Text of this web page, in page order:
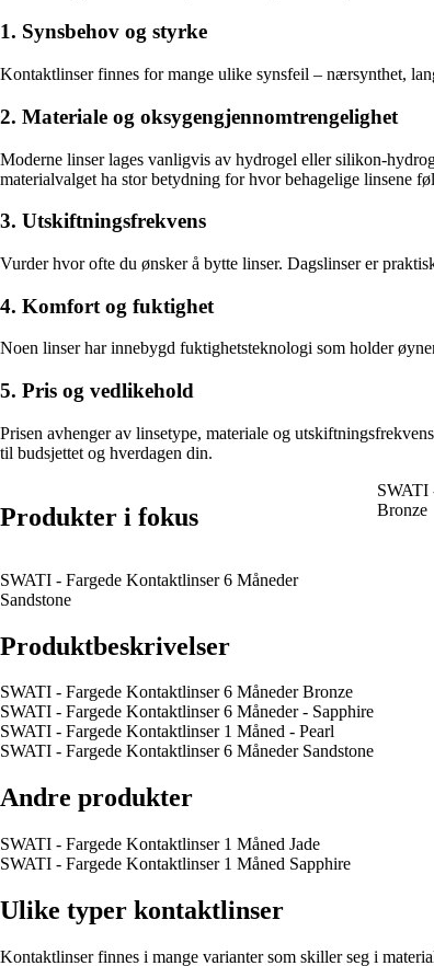
1. Synsbehov og styrke
Kontaktlinser finnes for mange ulike synsfeil – nærsynthet,
2. Materiale og oksygengjennomtrengelighet
Moderne linser lages vanligvis av hydrogel eller silikon-
materialvalget ha stor betydning for hvor behagelige linsene
3. Utskiftningsfrekvens
Vurder hvor ofte du ønsker å bytte linser. Dagslinser er
4. Komfort og fuktighet
Noen linser har innebygd fuktighetsteknologi som holder
5. Pris og vedlikehold
Prisen avhenger av linsetype, materiale og
til budsjettet og hverdagen din.
Produkter i fokus
SWATI
Bronze
SWATI - Fargede Kontaktlinser 6 Måneder
Sandstone
Produktbeskrivelser
SWATI - Fargede Kontaktlinser 6 Måneder Bronze
SWATI - Fargede Kontaktlinser 6 Måneder - Sapphire
SWATI - Fargede Kontaktlinser 1 Måned - Pearl
SWATI - Fargede Kontaktlinser 6 Måneder Sandstone
Andre produkter
SWATI - Fargede Kontaktlinser 1 Måned Jade
SWATI - Fargede Kontaktlinser 1 Måned Sapphire
Ulike typer kontaktlinser
Kontaktlinser finnes i mange varianter som skiller seg i